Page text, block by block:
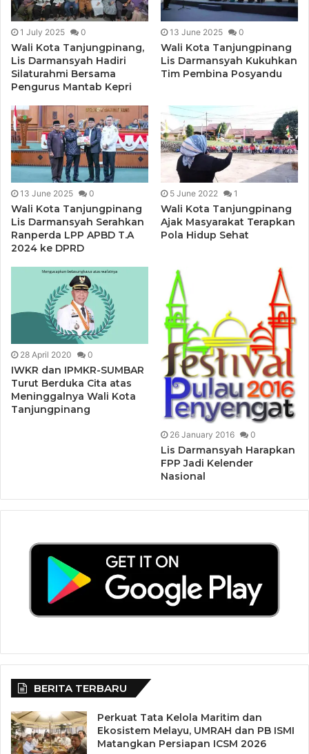
1 July 2025 0
Wali Kota Tanjungpinang,
Lis Darmansyah Hadiri
Silaturahmi Bersama
Pengurus Mantab Kepri
13 June 2025 0
Wali Kota Tanjungpinang
Lis Darmansyah Kukuhkan
Tim Pembina Posyandu
13 June 2025 0
Wali Kota Tanjungpinang
Lis Darmansyah Serahkan
Ranperda LPP APBD T.A
2024 ke DPRD
5 June 2022 1
Wali Kota Tanjungpinang
Ajak Masyarakat Terapkan
Pola Hidup Sehat
28 April 2020 0
IWKR dan IPMKR-SUMBAR
Turut Berduka Cita atas
Meninggalnya Wali Kota
Tanjungpinang
26 January 2016 0
Lis Darmansyah Harapkan
FPP Jadi Kelender
Nasional
BERITA TERBARU
Perkuat Tata Kelola Maritim dan
Ekosistem Melayu, UMRAH dan PB ISMI
Matangkan Persiapan ICSM 2026